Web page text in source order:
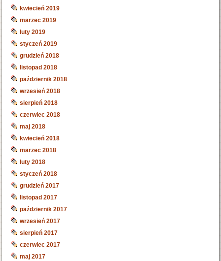
kwiecień 2019
marzec 2019
luty 2019
styczeń 2019
grudzień 2018
listopad 2018
październik 2018
wrzesień 2018
sierpień 2018
czerwiec 2018
maj 2018
kwiecień 2018
marzec 2018
luty 2018
styczeń 2018
grudzień 2017
listopad 2017
październik 2017
wrzesień 2017
sierpień 2017
czerwiec 2017
maj 2017